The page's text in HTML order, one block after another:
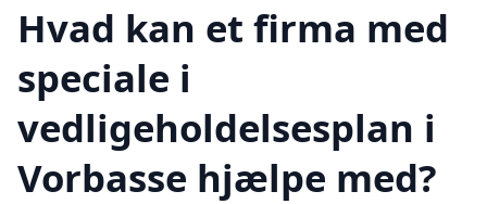
Hvad kan et firma med
speciale i
vedligeholdelsesplan i
Vorbasse hjælpe med?